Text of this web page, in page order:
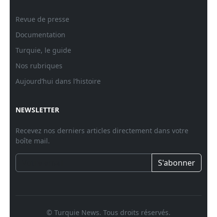
Revue de presse
Documentation
Turquie, le guide
Nos rubriques
Aujourd’hui dans l’histoire
NEWSLETTER
Recevez nos derniers articles directement dans votre
boîte mail.
S'abonner
© Turquie News. Tous droits réservés.